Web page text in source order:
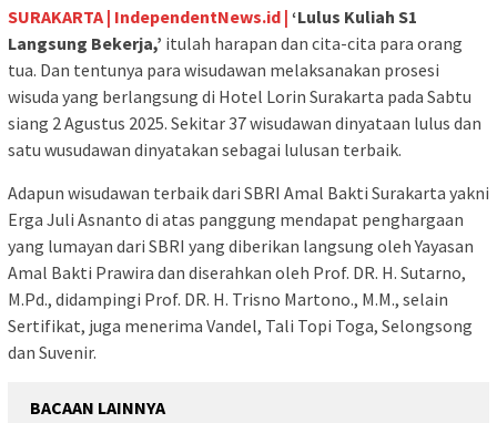
SURAKARTA | IndependentNews.id | ‘Lulus Kuliah S1
Langsung Bekerja,’ itulah harapan dan cita-cita para orang
tua. Dan tentunya para wisudawan melaksanakan prosesi
wisuda yang berlangsung di Hotel Lorin Surakarta pada Sabtu
siang 2 Agustus 2025. Sekitar 37 wisudawan dinyataan lulus dan
satu wusudawan dinyatakan sebagai lulusan terbaik.
Adapun wisudawan terbaik dari SBRI Amal Bakti Surakarta yakni
Erga Juli Asnanto di atas panggung mendapat penghargaan
yang lumayan dari SBRI yang diberikan langsung oleh Yayasan
Amal Bakti Prawira dan diserahkan oleh Prof. DR. H. Sutarno,
M.Pd., didampingi Prof. DR. H. Trisno Martono., M.M., selain
Sertifikat, juga menerima Vandel, Tali Topi Toga, Selongsong
dan Suvenir.
BACAAN LAINNYA